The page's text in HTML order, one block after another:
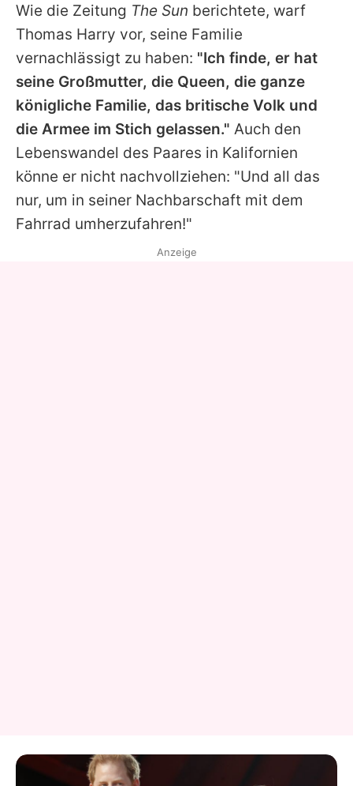
Wie die Zeitung The Sun berichtete, warf
Thomas Harry vor, seine Familie
vernachlässigt zu haben: "Ich finde, er hat
seine Großmutter, die Queen, die ganze
königliche Familie, das britische Volk und
die Armee im Stich gelassen." Auch den
Lebenswandel des Paares in Kalifornien
könne er nicht nachvollziehen: "Und all das
nur, um in seiner Nachbarschaft mit dem
Fahrrad umherzufahren!"
Anzeige